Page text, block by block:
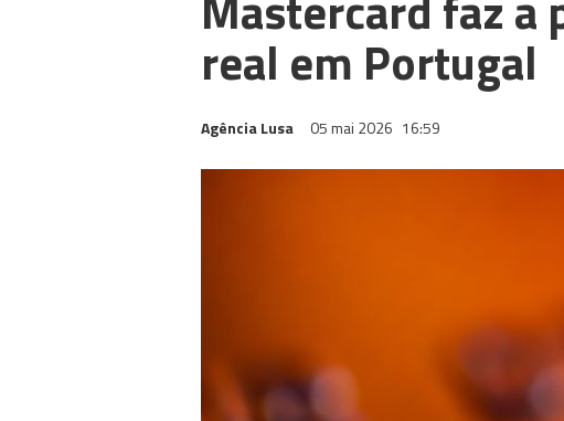
real em Portugal
Agência Lusa 05 mai 2026 16:59